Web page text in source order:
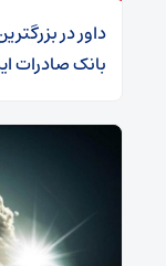
داوردر
بانک صادرات